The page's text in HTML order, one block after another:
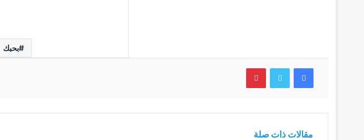
بحبك
فيسبوك تويتر بينتيريست
مقالات ذات صلة